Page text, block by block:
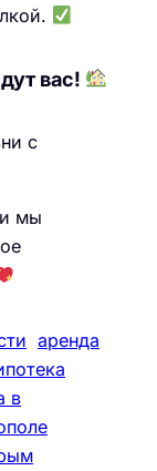
вас!
с
мы
аренда
в